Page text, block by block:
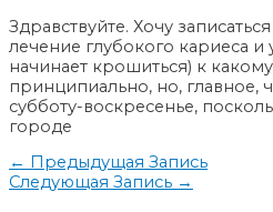
Здравствуйте. Хочу
лечение глубокого кариеса и
начинает крошиться) к
принципиально, но, главное,
субботу-воскресенье,
городе
Навигация
← Предыдущая Запись
Следующая Запись →